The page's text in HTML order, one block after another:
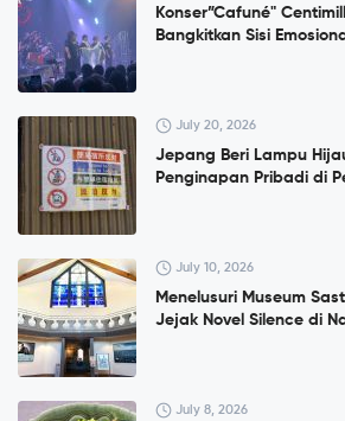
Konser”Cafuné"
Bangkitkan Sisi
July 20, 2026
Jepang Beri Lampu
Penginapan Pribadi di
July 10, 2026
Menelusuri Museum
Jejak Novel Silence di
July 8, 2026